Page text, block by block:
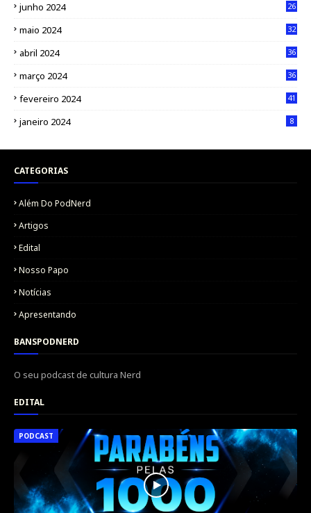
junho 2024 26
maio 2024 32
abril 2024 36
março 2024 36
fevereiro 2024 41
janeiro 2024 8
CATEGORIAS
Além Do PodNerd
Artigos
Edital
Nosso Papo
Notícias
Apresentando
BANSPODNERD
O seu podcast de cultura Nerd
EDITAL
PODCAST